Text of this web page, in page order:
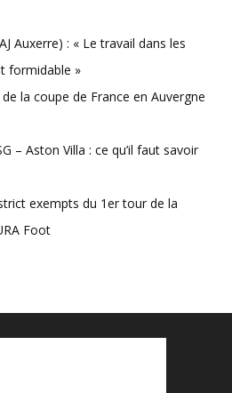
Auxerre) : « Le travail dans les
formidable »
la coupe de France en Auvergne
– Aston Villa : ce qu’il faut savoir
exempts du 1er tour de la
Foot